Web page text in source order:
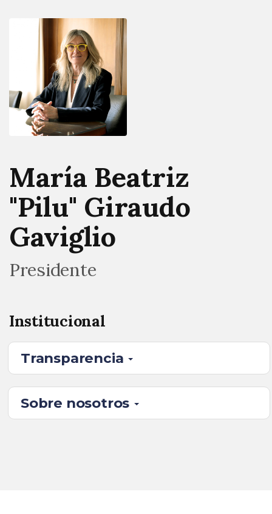
María Beatriz
"Pilu" Giraudo
Gaviglio
Presidente
Institucional
Transparencia
Sobre nosotros